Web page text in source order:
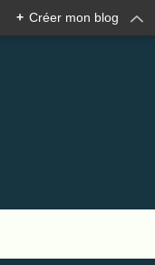
+ Créer mon blog